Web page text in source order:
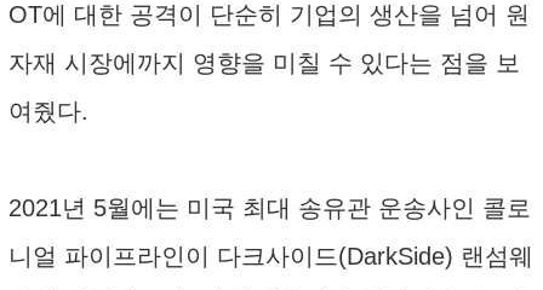
OT에 대한 공격이 단순히 기업의 생산을 넘어 원
자재 시장에까지 영향을 미칠 수 있다는 점을 보
여줬다.
2021년 5월에는 미국 최대 송유관 운송사인 콜로
니얼 파이프라인이 다크사이드(DarkSide) 랜섬웨